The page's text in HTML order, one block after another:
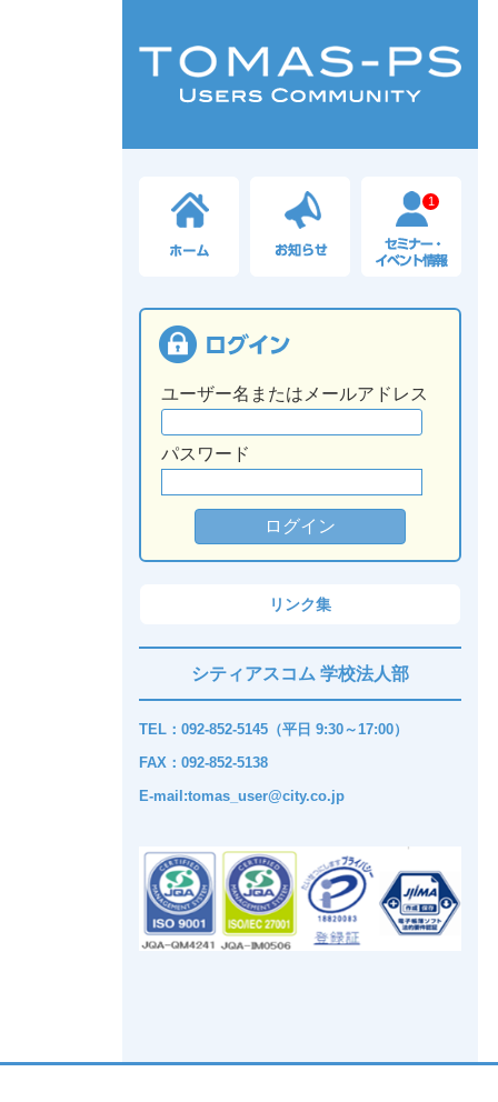
1
ユーザー名またはメールアドレス
パスワード
リンク集
シティアスコム 学校法人部
TEL：092-852-5145（平日 9:30～17:00）
FAX：092-852-5138
E-mail:tomas_user@city.co.jp